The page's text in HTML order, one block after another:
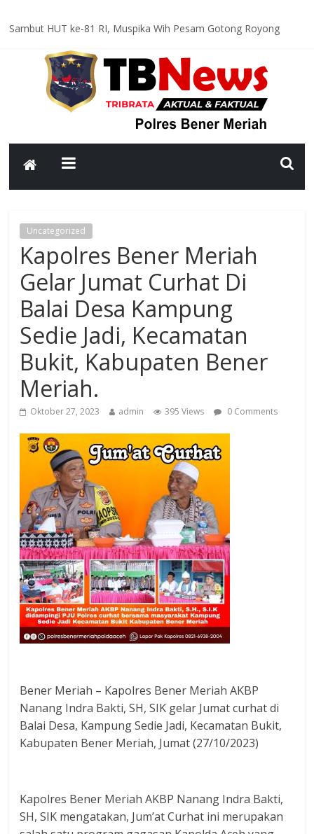
Sambut HUT ke-81 RI, Muspika Wih Pesam Gotong Royong
Optimal dan Humanis, Ditsamapta Polda Aceh Supervisi
Kesiapsiagaan Dalmas Polres Bener Meriah
Polsek Bandar Gelar Patroli Rutin, Sampaikan Pesan Kamtibmas
kepada Warga
Polsek Pintu Rime Gayo Pantau Kondisi Warga di Hunian
Pesan Kamtibmas
Uncategorized
Kapolres Bener Meriah
Gelar Jumat Curhat Di
Balai Desa Kampung
Sedie Jadi, Kecamatan
Bukit, Kabupaten Bener
Meriah.
Oktober 27, 2023 admin 395 Views 0 Comments
Bener Meriah – Kapolres Bener Meriah AKBP
Nanang Indra Bakti, SH, SIK gelar Jumat curhat di
Balai Desa, Kampung Sedie Jadi, Kecamatan Bukit,
Kabupaten Bener Meriah, Jumat (27/10/2023)
Kapolres Bener Meriah AKBP Nanang Indra Bakti,
SH, SIK mengatakan, Jum’at Curhat ini merupakan